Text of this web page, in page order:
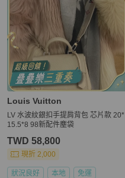
Louis Vuitton
LV 水波紋銀扣手提肩背包 芯片款 20*
15.5*8 98新配件塵袋
TWD 58,800
現折 2,000
狀況良好 本地 免運